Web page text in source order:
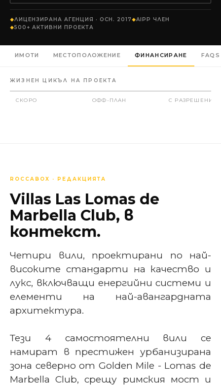
ЛИЦЕНЗИРАНА АГЕНЦИЯ · ОСН. 2017
AIPP ЧЛЕН
500+ АКТИВНИ ПРОЕКТА
ИМОТИ МЕСТОПОЛОЖЕНИЕ ФИНАНСИРАНЕ FAQS
ЖИЗНЕН ЦИКЪЛ НА ПРОЕКТА
СКОРО ОФФ-ПЛАН С РАЗРЕШЕНИЕ
ROCCABOX · РЕДАКЦИЯТА
Villas Las Lomas de
Marbella Club, в
контекст.
Четири вили, проектирани по най-
високите стандарти на качество и
лукс, включващи енергийни системи и
елементи на най-авангардната
архитектура.
Тези 4 самостоятелни вили се
намират в престижен урбанизирана
зона северно от Golden Mile - Lomas de
Marbella Club, срещу римския мост и